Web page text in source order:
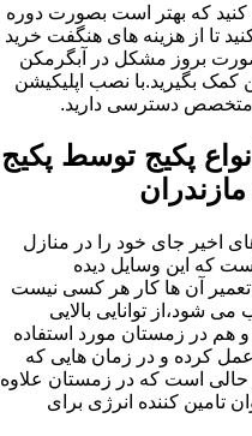
کنید که بهتر است بصورت دوره
تا از هزینه های هنگفت خرید
بروز مشکل در آبگرمکن
کمک بگیرید.با نصب اپلیکیشن
متخصص دسترسی دارید.
پکیج توسط پکیج
اخیر جای خود را در منازل
است که این وسایل دیده
تعمیر آن ها کار هر کسی نیست
می شود،از توانایی بالایی
و هم در زمستان مورد استفاده
کرده و در زمان هایی که
است که در زمستان علاوه
تامین کننده انرژی برای